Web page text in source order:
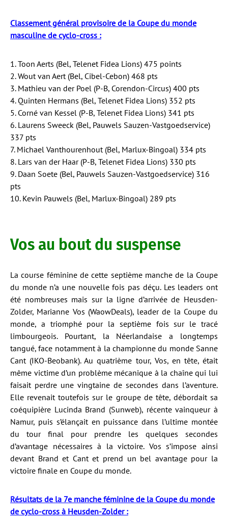
Classement général provisoire de la Coupe du monde
masculine de cyclo-cross :
1. Toon Aerts (Bel, Telenet Fidea Lions) 475 points
2. Wout van Aert (Bel, Cibel-Cebon) 468 pts
3. Mathieu van der Poel (P-B, Corendon-Circus) 400 pts
4. Quinten Hermans (Bel, Telenet Fidea Lions) 352 pts
5. Corné van Kessel (P-B, Telenet Fidea Lions) 341 pts
6. Laurens Sweeck (Bel, Pauwels Sauzen-Vastgoedservice)
337 pts
7. Michael Vanthourenhout (Bel, Marlux-Bingoal) 334 pts
8. Lars van der Haar (P-B, Telenet Fidea Lions) 330 pts
9. Daan Soete (Bel, Pauwels Sauzen-Vastgoedservice) 316
pts
10. Kevin Pauwels (Bel, Marlux-Bingoal) 289 pts
Vos au bout du suspense
La course féminine de cette septième manche de la Coupe
du monde n’a une nouvelle fois pas déçu. Les leaders ont
été nombreuses mais sur la ligne d’arrivée de Heusden-
Zolder, Marianne Vos (WaowDeals), leader de la Coupe du
monde, a triomphé pour la septième fois sur le tracé
limbourgeois. Pourtant, la Néerlandaise a longtemps
tangué, face notamment à la championne du monde Sanne
Cant (IKO-Beobank). Au quatrième tour, Vos, en tête, était
même victime d’un problème mécanique à la chaîne qui lui
faisait perdre une vingtaine de secondes dans l’aventure.
Elle revenait toutefois sur le groupe de tête, débordait sa
coéquipière Lucinda Brand (Sunweb), récente vainqueur à
Namur, puis s’élançait en puissance dans l’ultime montée
du tour final pour prendre les quelques secondes
d’avantage nécessaires à la victoire. Vos s’impose ainsi
devant Brand et Cant et prend un bel avantage pour la
victoire finale en Coupe du monde.
Résultats de la 7e manche féminine de la Coupe du monde
de cyclo-cross à Heusden-Zolder :